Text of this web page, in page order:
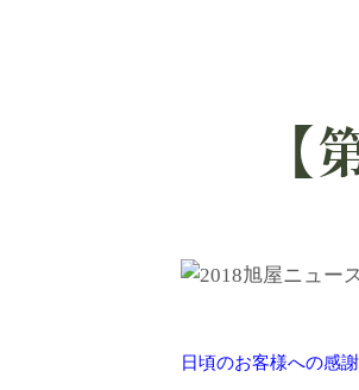
日頃のお客様への感